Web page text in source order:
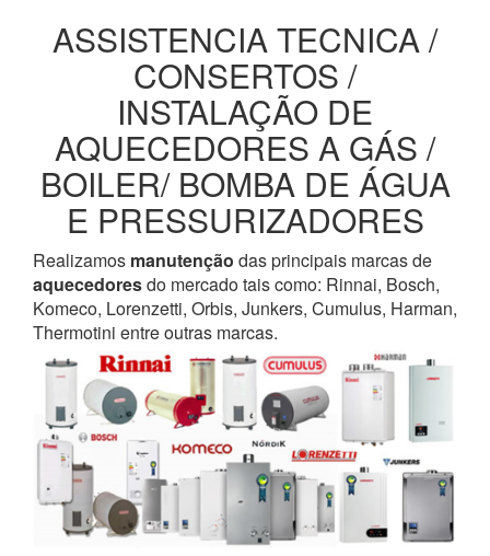
ASSISTENCIA TECNICA /
CONSERTOS /
INSTALAÇÃO DE
AQUECEDORES A GÁS /
BOILER/ BOMBA DE ÁGUA
E PRESSURIZADORES
Realizamos manutenção das principais marcas de
aquecedoresdo mercado tais como: Rinnai, Bosch,
Komeco, Lorenzetti, Orbis, Junkers, Cumulus, Harman,
Thermotini entre outras marcas.